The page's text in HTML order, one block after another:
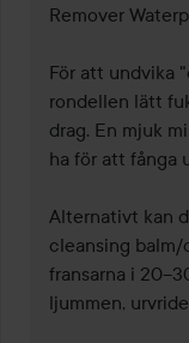
Remover
För att undvika
rondellen lätt
drag. En mjuk
ha för att fånga
Alternativt kan
cleansing balm/
fransarna i
ljummen,